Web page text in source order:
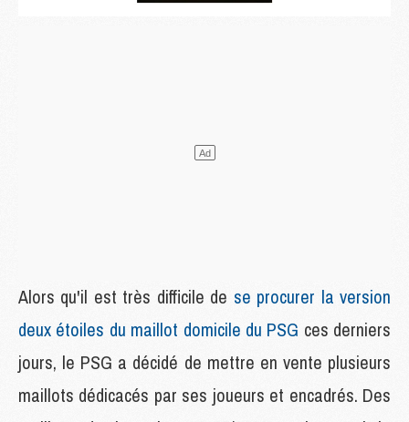
Alors qu'il est très difficile de se procurer la version
deux étoiles du maillot domicile du PSG ces derniers
jours, le PSG a décidé de mettre en vente plusieurs
maillots dédicacés par ses joueurs et encadrés. Des